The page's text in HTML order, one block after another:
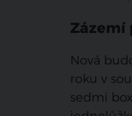
Zázemí
Nová
roku v
sedmi